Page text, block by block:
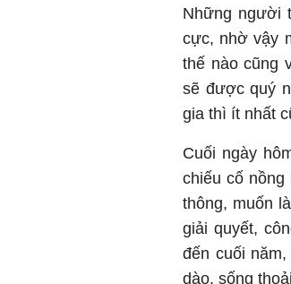
Những người
cực, nhờ vậy
thế nào cũng
sẽ được quý
gia thì ít nhất
Cuối ngày
chiếu cố
thông, muốn
giải quyết,
đến cuối
dào, sống